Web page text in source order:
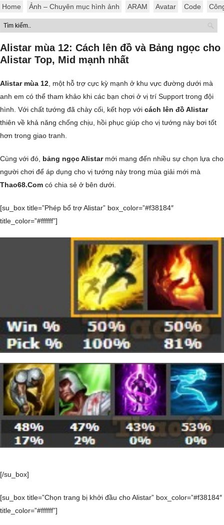
Home Ảnh – Chuyên mục hình ảnh ARAM Avatar Code
Alistar mùa 12: Cách lên đồ và Bảng ngọc cho
Alistar Top, Mid mạnh nhất
Alistar mùa 12 , một hỗ trợ cực kỳ mạnh ở khu vực đường dưới mà
anh em có thể tham khảo khi các bạn chơi ở vị trí Support trong đội
hình. Với chất tướng đã chày cối, kết hợp với cách lên đồ Alistar
thiên về khả năng chống chịu, hồi phục giúp cho vị tướng này bơi tốt
hơn trong giao tranh.
Cùng với đó, bảng ngọc Alistarmới mang đến nhiều sự chọn lựa cho
người chơi để áp dụng cho vị tướng này trong mùa giải mới mà
Thao68.Com có chia sẻ ở bên dưới.
[su_box title=”Phép bổ trợ Alistar” box_color=”#f38184″
title_color=”#ffffff”]
[/su_box]
[su_box title=”Chọn trang bị khởi đầu cho Alistar” box_color=”#f38184″
title_color=”#ffffff”]